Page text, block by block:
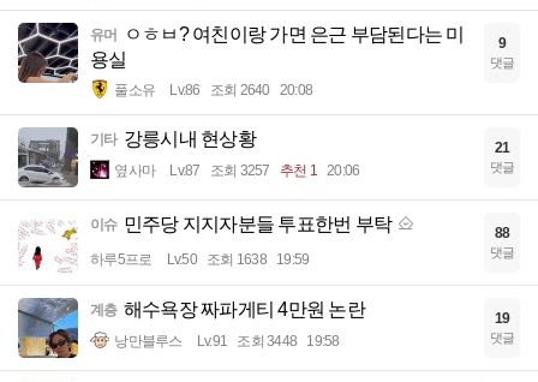
유머
ㅇㅎㅂ? 여친이랑 가면 은근 부담된다는 미
용실
풀소유 Lv.86 조회 2640 20:08
9
댓글
기타 강릉시내 현상황
옆사마 Lv.87 조회 3257 추천 1 20:06
21
댓글
이슈 민주당 지지자분들 투표한번 부탁
하루5프로 Lv.50 조회 1638 19:59
88
댓글
계층 해수욕장 짜파게티 4만원 논란
낭만블루스 Lv.91 조회 3448 19:58
19
댓글